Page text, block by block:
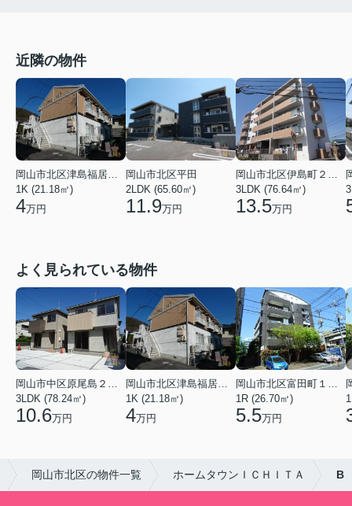
近隣の物件
1K (21.18㎡)
4万円
岡山市北区平田
2LDK (65.60㎡)
11.9万円
3LDK (76.64㎡)
13.5万円
よく見られている物件
3LDK (78.24㎡)
10.6万円
1K (21.18㎡)
4万円
1R (26.70㎡)
5.5万円
岡山市北区の物件一覧 ホームタウンＩＣＨＩＴＡ B